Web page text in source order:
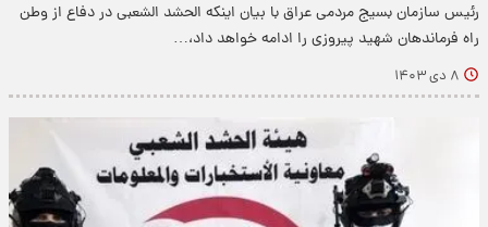
رئیس سازمان بسیج مردمی عراق با بیان اینکه الحشد الشعبی در دفاع از وطن
راه فرماندهان شهید پیروزی را ادامه خواهد داد،…
۸ دی ۱۴۰۳